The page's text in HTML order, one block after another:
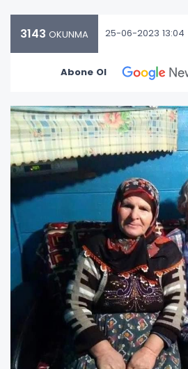
3143 OKUNMA 25-06-2023 13:04
Abone Ol